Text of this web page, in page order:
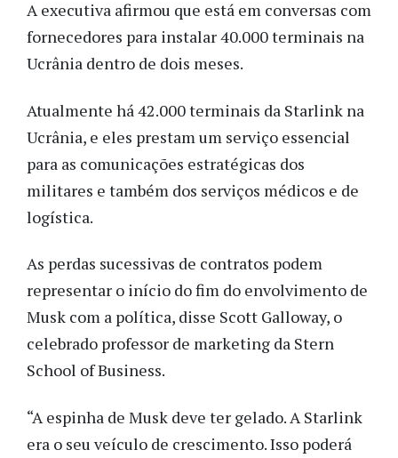
A executiva afirmou que está em conversas com
fornecedores para instalar 40.000 terminais na
Ucrânia dentro de dois meses.
Atualmente há 42.000 terminais da Starlink na
Ucrânia, e eles prestam um serviço essencial
para as comunicações estratégicas dos
militares e também dos serviços médicos e de
logística.
As perdas sucessivas de contratos podem
representar o início do fim do envolvimento de
Musk com a política, disse Scott Galloway, o
celebrado professor de marketing da Stern
School of Business.
“A espinha de Musk deve ter gelado. A Starlink
era o seu veículo de crescimento. Isso poderá